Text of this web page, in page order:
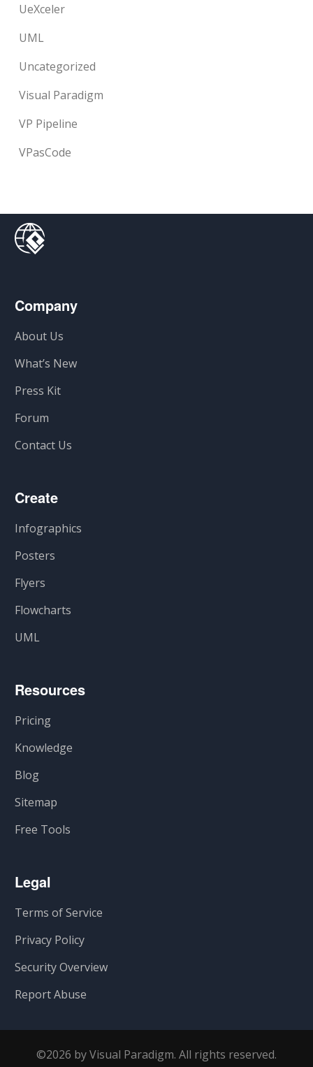
UeXceler
UML
Uncategorized
Visual Paradigm
VP Pipeline
VPasCode
Company
About Us
What’s New
Press Kit
Forum
Contact Us
Create
Infographics
Posters
Flyers
Flowcharts
UML
Resources
Pricing
Knowledge
Blog
Sitemap
Free Tools
Legal
Terms of Service
Privacy Policy
Security Overview
Report Abuse
©2026 by Visual Paradigm. All rights reserved.